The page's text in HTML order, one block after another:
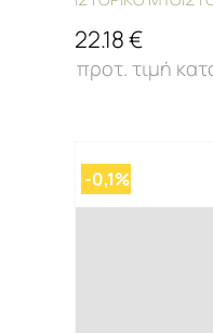
22.18 €
-0,1%